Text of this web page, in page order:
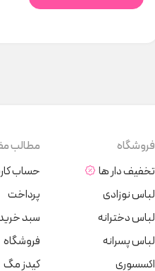
فروشگاه
تخفیف دار ها
لباس نوزادی
لباس دخترانه
لباس پسرانه
اکسسوری
مطالب
حساب
پرداخت
سبد
فروشگاه
کیدز مگ